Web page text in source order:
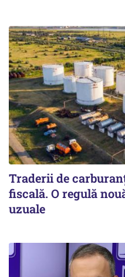
Traderii de
fiscală. O regulă
uzuale